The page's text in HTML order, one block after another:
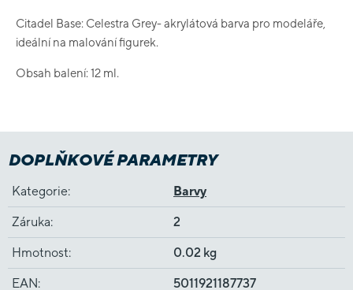
Citadel Base: Celestra Grey- akrylátová barva pro modeláře,
ideální na malování figurek.
Obsah balení: 12 ml.
DOPLŇKOVÉ PARAMETRY
Kategorie: Barvy
Záruka: 2
Hmotnost: 0.02 kg
EAN: 5011921187737